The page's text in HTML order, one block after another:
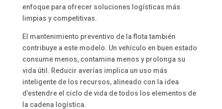
enfoque para ofrecer soluciones logísticas más
limpias y competitivas.
El mantenimiento preventivo de la flota también
contribuye a este modelo. Un vehículo en buen estado
consume menos, contamina menos y prolonga su
vida útil. Reducir averías implica un uso más
inteligente de los recursos, alineado con la idea
d’estendre el ciclo de vida de todos los elementos de
la cadena logística.